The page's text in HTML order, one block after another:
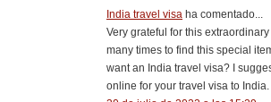
India travel visa ha comentado...
Very grateful for this extraordinary
many times to find this special
want an India travel visa? I
online for your travel visa to India.